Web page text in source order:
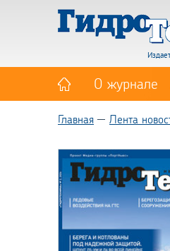
О журнале
Главная Лента